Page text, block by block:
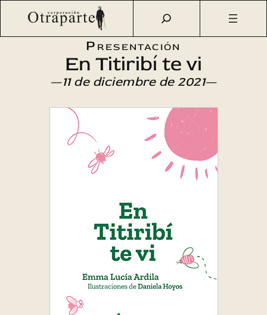
Saltar
Otraparte.org/ Agenda Cultural Literatura
En Titiribí te
Presentación
En Titiribí te vi
—11 de diciembre de 2021—